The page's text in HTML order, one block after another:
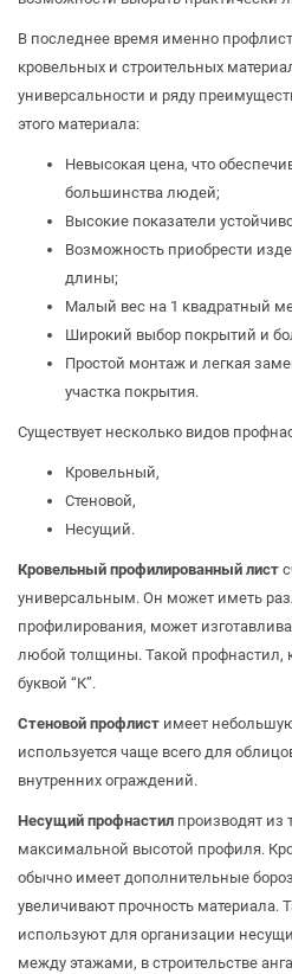
В последнее время именно
кровельных и строительных
универсальности и ряду
этого материала:
Невысокая цена, что
большинства людей;
Высокие показатели
Возможность приобрести
длины;
Малый вес на 1 квадратный
Широкий выбор покрытий и
Простой монтаж и легкая
участка покрытия.
Существует несколько видов
Кровельный,
Стеновой,
Несущий.
Кровельный профилированный лист
универсальным. Он может иметь
профилирования, может
любой толщины. Такой профнастил,
буквой “К”.
Стеновой профлист имеет
используется чаще всего для
внутренних ограждений.
Несущий профнастил производят из
максимальной высотой профиля.
обычно имеет дополнительные
увеличивают прочность материала.
используют для организации
между этажами, в строительстве